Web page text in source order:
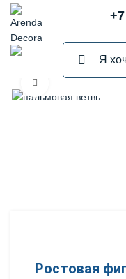
Ростовая